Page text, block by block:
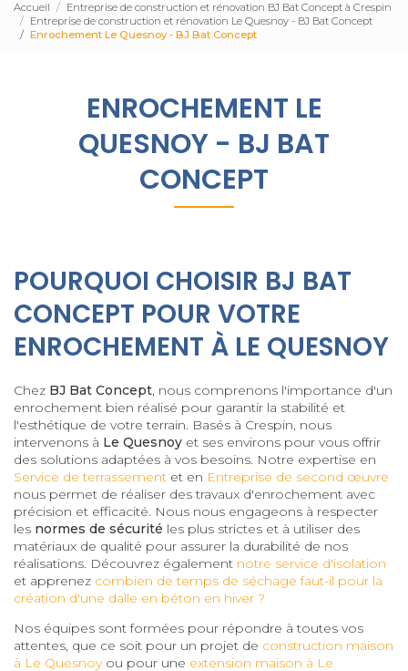
Accueil
Entreprise de construction et rénovation BJ Bat Concept à Crespin
Entreprise de construction et rénovation Le Quesnoy - BJ Bat Concept
Enrochement Le Quesnoy - BJ Bat Concept
ENROCHEMENT LE
QUESNOY - BJ BAT
CONCEPT
POURQUOI CHOISIR BJ BAT
CONCEPT POUR VOTRE
ENROCHEMENT À LE QUESNOY
Chez BJ Bat Concept, nous comprenons l'importance d'un
enrochement bien réalisé pour garantir la stabilité et
l'esthétique de votre terrain. Basés à Crespin, nous
intervenons à Le Quesnoy et ses environs pour vous offrir
des solutions adaptées à vos besoins. Notre expertise en
Service de terrassement et en Entreprise de second œuvre
nous permet de réaliser des travaux d'enrochement avec
précision et efficacité. Nous nous engageons à respecter
les normes de sécurité les plus strictes et à utiliser des
matériaux de qualité pour assurer la durabilité de nos
réalisations. Découvrez également notre service d'isolation
et apprenez combien de temps de séchage faut-il pour la
création d'une dalle en béton en hiver ?
Nos équipes sont formées pour répondre à toutes vos
attentes, que ce soit pour un projet de construction maison
à Le Quesnoyou pour une extension maison à Le